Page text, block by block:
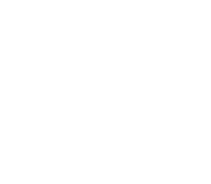
淺析七）
够遇到姻缘结婚？
柱技巧】
(一)
)